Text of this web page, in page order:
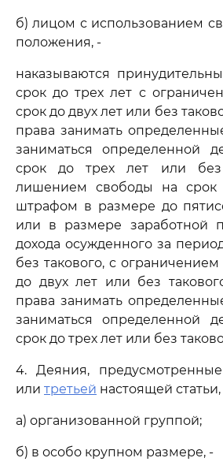
б) лицом с использованием
положения, -
наказываются
срок до трех лет с
срок до двух лет или без
права занимать
заниматься определенной
срок до трех лет или без
лишением свободы на
штрафом в размере до
или в размере заработной
дохода осужденного за
без такового, с
до двух лет или без
права занимать
заниматься определенной
срок до трех лет или без
4. Деяния,
или третьей настоящей
а) организованной группой;
б) в особо крупном размере, -